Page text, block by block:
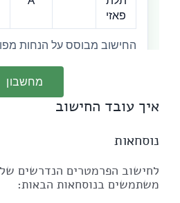
מחשבון
איך עובד החישוב
נוסחאות
לחישוב הפרמטרים הנדרשים
משתמשים בנוסחאות הבאות: